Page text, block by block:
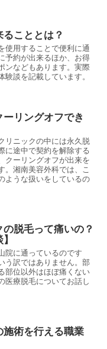
こととは？
使用することで便利に通
予約が出来るほか、お得
ンなどもあります。実際
験談を記載しています。
リングオフでき
リニックの中には永久脱
に途中で契約を解除する
クーリングオフが出来を
。湘南美容外科では、こ
ような扱いをしているの
脱毛って痛いの？
院に通っているのです
う訳ではありません。部
部位以外はほぼ痛くない
医療脱毛についてお話し
施術を行える職業